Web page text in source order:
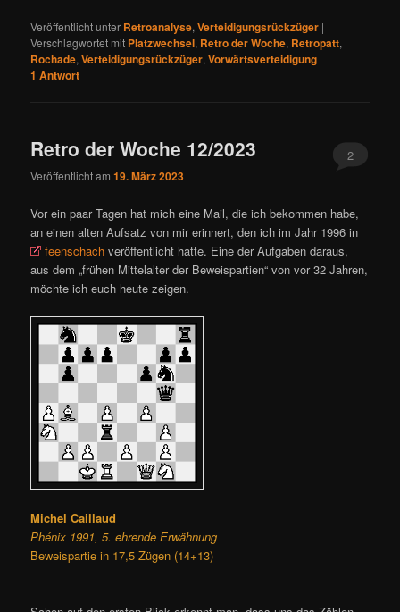
Veröffentlicht unter Retroanalyse,Verteidigungsrückzüger |
Verschlagwortet mit Platzwechsel, Retro der Woche, Retropatt,
Rochade,Verteidigungsrückzüger,Vorwärtsverteidigung |
1 Antwort
Retro der Woche 12/2023
Veröffentlicht am19. März 2023
2
Vor ein paar Tagen hat mich eine Mail, die ich bekommen habe,
an einen alten Aufsatz von mir erinnert, den ich im Jahr 1996 in
feenschach veröffentlicht hatte. Eine der Aufgaben daraus,
aus dem „frühen Mittelalter der Beweispartien“ von vor 32 Jahren,
möchte ich euch heute zeigen.
Michel Caillaud
Phénix 1991, 5. ehrende Erwähnung
Beweispartie in 17,5 Zügen (14+13)